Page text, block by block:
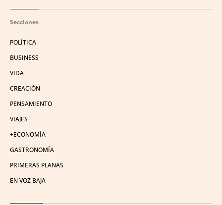
Secciones
POLÍTICA
BUSINESS
VIDA
CREACIÓN
PENSAMIENTO
VIAJES
+ECONOMÍA
GASTRONOMÍA
PRIMERAS PLANAS
EN VOZ BAJA